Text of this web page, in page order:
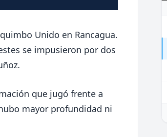
Unido en Rancagua.
se impusieron por dos
que jugó frente a
mayor profundidad ni